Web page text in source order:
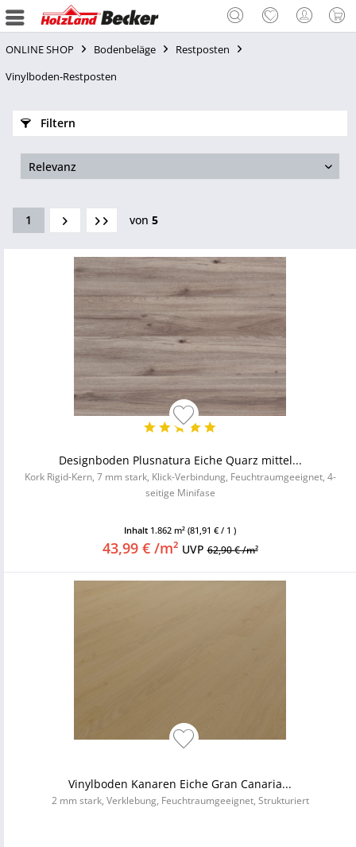
ONLINE SHOP Bodenbeläge
Restposten
Vinylboden-Restposten
Filtern
1 von 5
Designboden Plusnatura Eiche Quarz mittel...
Kork Rigid-Kern, 7 mm stark, Klick-Verbindung, Feuchtraumgeeignet, 4-
seitige Minifase
Inhalt 1.862 m² (81,91 € / 1 )
43,99 € /m² UVP62,90 € /m²
Vinylboden Kanaren Eiche Gran Canaria...
2 mm stark, Verklebung, Feuchtraumgeeignet, Strukturiert